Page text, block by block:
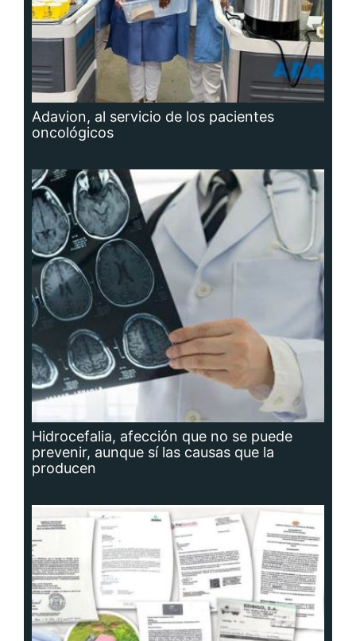
Adavion, al servicio de los pacientes
oncológicos
Hidrocefalia, afección que no se puede
prevenir, aunque sí las causas que la
producen